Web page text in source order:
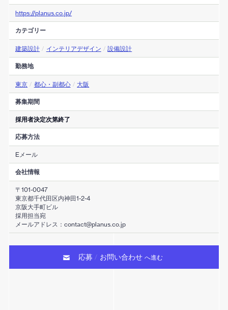
https://planus.co.jp/
カテゴリー
建築設計 / インテリアデザイン / 設備設計
勤務地
東京 / 都心・副都心 / 大阪
募集期間
採用者決定次第終了
応募方法
Eメール
会社情報
〒101-0047
東京都千代田区内神田1-2-4
京阪大手町ビル
採用担当宛
メールアドレス：contact@planus.co.jp
応募 / お問い合わせへ進む